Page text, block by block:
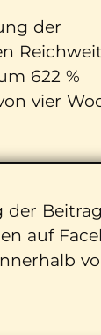
der
622 %
vier
der
auf